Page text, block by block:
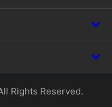
Rights Reserved.